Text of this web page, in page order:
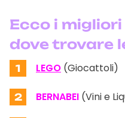
Ecco i
dove trovare
1 LEGO (Giocattoli)
2 BERNABEI (Vini e